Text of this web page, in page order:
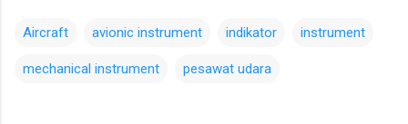
Aircraft avionic instrument indikator instrument
mechanical instrument pesawat udara